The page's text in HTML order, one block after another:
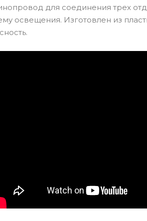
для соединения трех
освещения. Изготовлен из